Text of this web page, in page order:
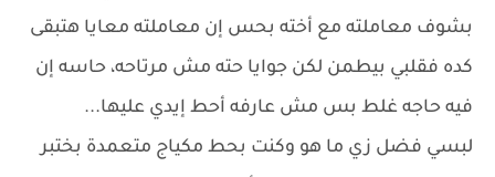
بشوف معاملته مع أخته بحس إن معاملته معايا هتبقى
كده فقلبي بيطمن لكن جوايا حته مش مرتاحه، حاسه إن
فيه حاجه غلط بس مش عارفه أحط إيدي عليها...
لبسي فضل زي ما هو وكنت بحط مكياج متعمدة بختبر